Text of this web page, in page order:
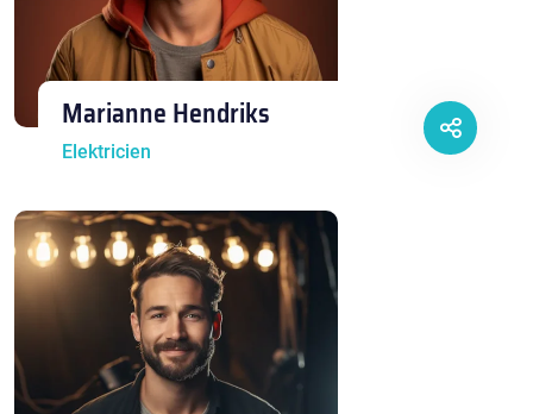
Marianne Hendriks
Elektricien